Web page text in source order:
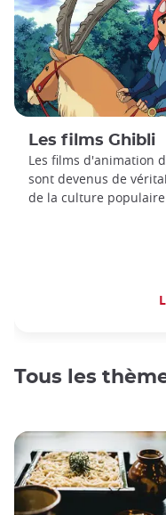
Les films Ghibli
Les films d'animation
sont devenus de
de la culture populaire
Tous les